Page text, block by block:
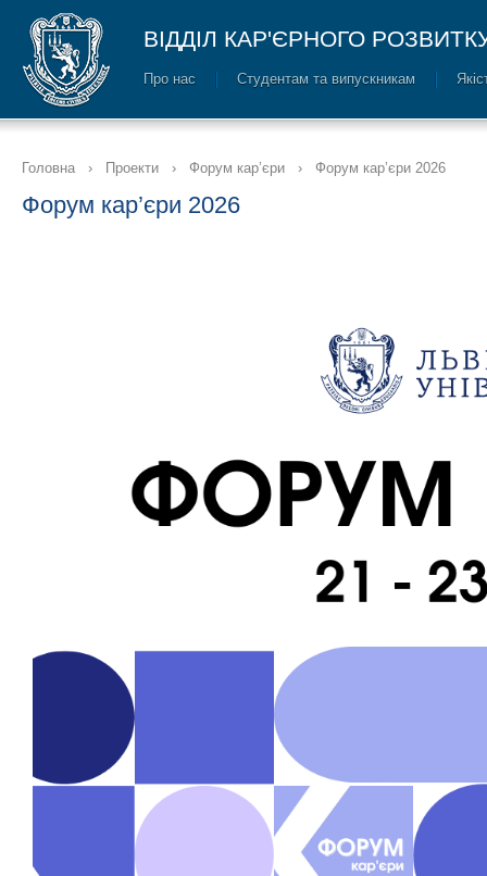
ВІДДІЛ КАР'ЄРНОГО
Про нас Cтудентам та випускникам
Головна › Проекти › Форум кар’єри › Форум кар’єри 2026
Форум кар’єри 2026